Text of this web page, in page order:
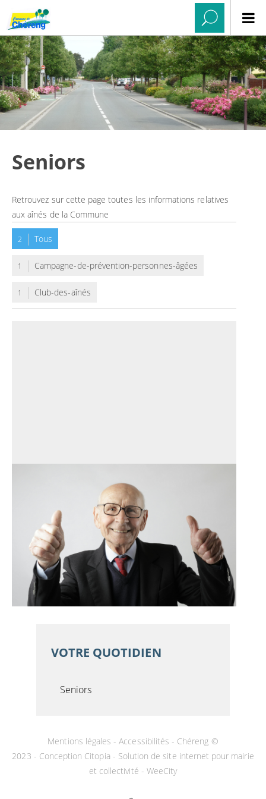
Seniors
Retrouvez sur cette page toutes les informations relatives
aux aînés de la Commune
2 Tous
1 Campagne-de-prévention-personnes-âgées
1 Club-des-aînés
VOTRE QUOTIDIEN
Seniors
Mentions légales -Accessibilités - Chéreng ©
2023 - Conception Citopia- Solution de site internet pour mairie
et collectivité - WeeCity